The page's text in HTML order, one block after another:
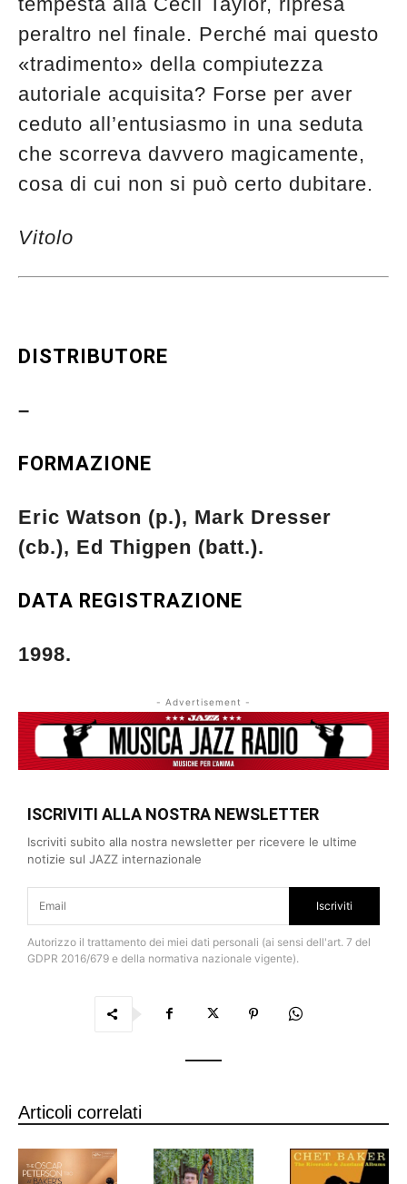
peraltro nel finale. Perché mai questo
«tradimento» della compiutezza
autoriale acquisita? Forse per aver
ceduto all’entusiasmo in una seduta
che scorreva davvero magicamente,
cosa di cui non si può certo dubitare.
Vitolo
DISTRIBUTORE
–
FORMAZIONE
Eric Watson (p.), Mark Dresser
(cb.), Ed Thigpen (batt.).
DATA REGISTRAZIONE
1998.
- Advertisement -
ISCRIVITI ALLA NOSTRA NEWSLETTER
Iscriviti subito alla nostra newsletter per ricevere le ultime
notizie sul JAZZ internazionale
Iscriviti
Autorizzo il trattamento dei miei dati personali (ai sensi dell'art. 7 del
GDPR 2016/679 e della normativa nazionale vigente).
Articoli correlati